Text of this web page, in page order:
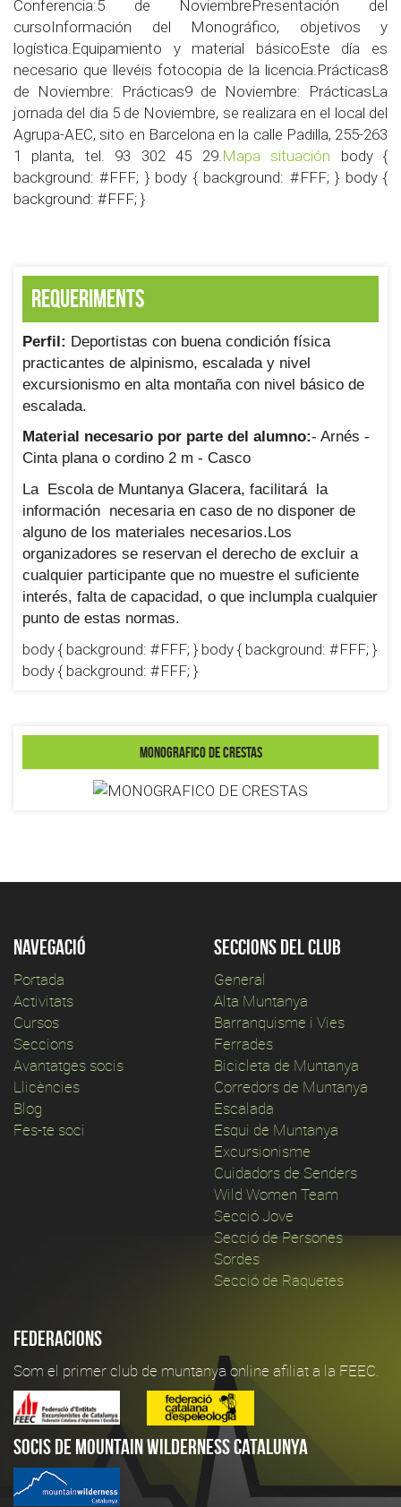
Conferencia:5 de NoviembrePresentación del
cursoInformación del Monográfico, objetivos y
logística.Equipamiento y material básicoEste día es
necesario que llevéis fotocopia de la licencia.Prácticas8
de Noviembre: Prácticas9 de Noviembre: PrácticasLa
jornada del dia 5 de Noviembre, se realizara en el local del
Agrupa-AEC, sito en Barcelona en la calle Padilla, 255-263
1 planta, tel. 93 302 45 29.Mapa situación body {
background: #FFF; } body { background: #FFF; } body {
background: #FFF; }
Requeriments
Perfil: Deportistas con buena condición física
practicantes de alpinismo, escalada y nivel
excursionismo en alta montaña con nivel básico de
escalada.
Material necesario por parte del alumno:- Arnés -
Cinta plana o cordino 2 m - Casco
La Escola de Muntanya Glacera, facilitará la
información necesaria en caso de no disponer de
alguno de los materiales necesarios.Los
organizadores se reservan el derecho de excluir a
cualquier participante que no muestre el suficiente
interés, falta de capacidad, o que inclumpla cualquier
punto de estas normas.
body { background: #FFF; } body { background: #FFF; }
body { background: #FFF; }
MONOGRAFICO DE CRESTAS
Navegació
Portada
Activitats
Cursos
Seccions
Avantatges socis
Llicències
Blog
Fes-te soci
Seccions del club
General
Alta Muntanya
Barranquisme i Vies
Ferrades
Bicicleta de Muntanya
Corredors de Muntanya
Escalada
Esqui de Muntanya
Excursionisme
Cuidadors de Senders
Wild Women Team
Secció Jove
Secció de Persones
Sordes
Secció de Raquetes
Federacions
Som el primer club de muntanya online afiliat a la FEEC.
Socis de Mountain Wilderness Catalunya